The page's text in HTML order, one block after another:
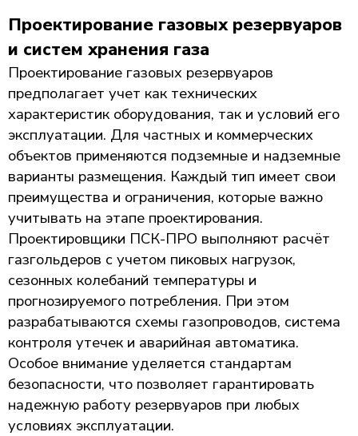
Проектирование газовых резервуаров
и систем хранения газа
Проектирование газовых резервуаров
предполагает учет как технических
характеристик оборудования, так и условий его
эксплуатации. Для частных и коммерческих
объектов применяются подземные и надземные
варианты размещения. Каждый тип имеет свои
преимущества и ограничения, которые важно
учитывать на этапе проектирования.
Проектировщики ПСК-ПРО выполняют расчёт
газгольдеров с учетом пиковых нагрузок,
сезонных колебаний температуры и
прогнозируемого потребления. При этом
разрабатываются схемы газопроводов, система
контроля утечек и аварийная автоматика.
Особое внимание уделяется стандартам
безопасности, что позволяет гарантировать
надежную работу резервуаров при любых
условиях эксплуатации.